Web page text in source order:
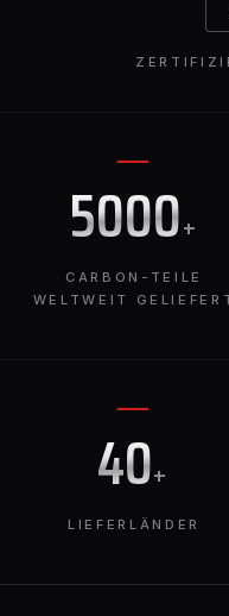
5000+
CARBON-TEILE
WELTWEIT
40+
LIEFERLÄNDER